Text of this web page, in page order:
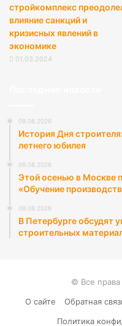
стройкомплекс
влияние санкций и
кризисных явлений в
экономике
01.03.2024
09.08.2026
История Дня
летнего юбилея
09.08.2026
Этой осенью в Москве
«Обучение
09.08.2026
В Петербурге обсудят
строительных
© Все
О сайте
Обратная
Политика